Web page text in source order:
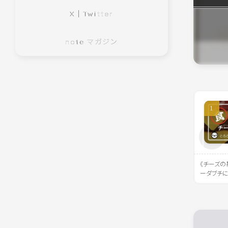
X｜Twitter
note マガジン
《チーズ
ーダブチ